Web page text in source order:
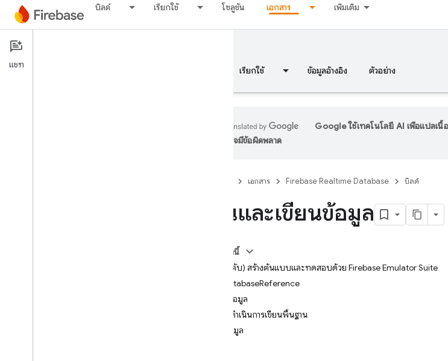
บิลด์ เรียกใช้ โซลูชัน เอกสาร เพิ่มเติม
Firebase Realtime Database
ภาพรวม เรียกใช้ ข้อมูลอ้างอิง ตัวอย่าง
Google ใช้เทคโนโลยี AI เพื่อแปลเ
อาจมีข้อผิดพลาด
เอกสาร Firebase Realtime Database บิลด์
อ่านและเขียนข้อมูล
ในหน้านี้
(ไม่บังคับ) สร้างต้นแบบและทดสอบด้วย Firebase Emulator Suite
รับ DatabaseReference
เขียนข้อมูล
การดำเนินการเขียนพื้นฐาน
อ่านข้อมูล
แชท